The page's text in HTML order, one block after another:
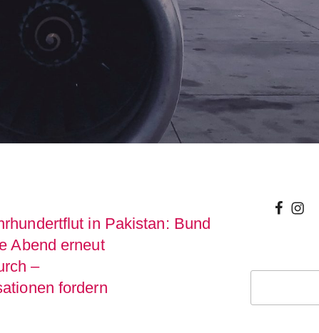
in Pakistan: Bund
Abend erneut
–
fordern
wir wir